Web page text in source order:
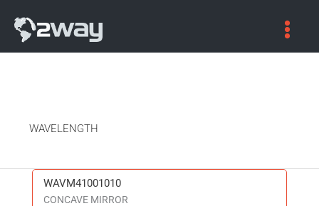
WAVELENGTH
WAVM41001010
CONCAVE MIRROR
WAVM41001010